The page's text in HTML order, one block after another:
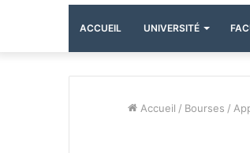
ACCUEIL UNIVERSITÉ
Accueil / Bourses /